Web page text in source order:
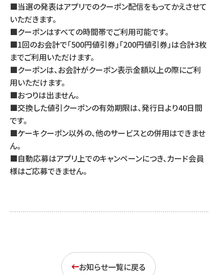
■当選の発表はアプリでのクーポン配信をもってかえさせて
いただきます。
■クーポンはすべての時間帯でご利用可能です。
■1回のお会計で「500円値引券」「200円値引券」は合計3枚
までご利用いただけます。
■クーポンは、お会計がクーポン表示金額以上の際にご利
用いただけます。
■おつりは出ません。
■交換した値引クーポンの有効期限は、発行日より40日間
です。
■ケーキクーポン以外の、他のサービスとの併用はできませ
ん。
■自動応募はアプリ上でのキャンペーンにつき、カード会員
様はご応募できません。
お知らせ一覧に戻る